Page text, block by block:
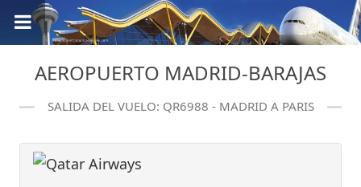
AEROPUERTO MADRID-BARAJAS
SALIDA DEL VUELO: QR6988 - MADRID A PARIS